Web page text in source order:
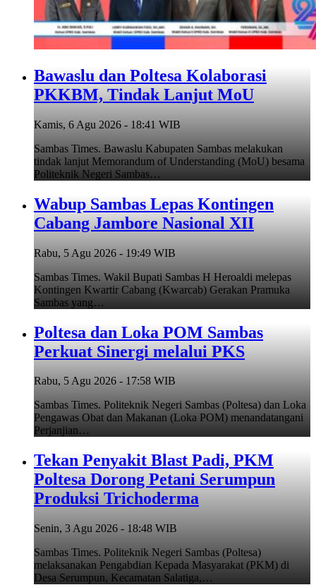
Bawaslu dan Poltesa Kolaborasi
PKKBM, Tindak Lanjut MoU
Kamis, 6 Agu 2026 - 18:41 WIB
Sambas Times. Bawaslu Kabupaten Sambas melakukan
tindak lanjut Memorandum of Understanding (MoU) besama
Politeknik Negeri Sambas…
Wabup Sambas Lepas Kontingen
Cabang Jambore Nasional XII
Rabu, 5 Agu 2026 - 19:49 WIB
Sambas Times. Wakil Bupati Sambas H Heroaldi melepas
Kontingen Kwartir Cabang (Kwarcab) Gerakan Pramuka
Sambas yang…
Poltesa dan Loka POM Sambas
Perkuat Sinergi melalui PKS
Rabu, 5 Agu 2026 - 17:58 WIB
Sambas Times. Politeknik Negeri Sambas (Poltesa) dan Loka
Pengawas Obat dan Makanan (Loka POM) menandatangani
Perjanjian…
Tekan Penyakit Blast Padi, PKM
Poltesa Dorong Petani Serumpun
Produksi Trichoderma
Senin, 3 Agu 2026 - 18:48 WIB
Sambas Times. Politeknik Negeri Sambas (Poltesa)
melaksanakan Pengabdian Kepada Masyarakat (PKM) di
Desa Serumpun, Kecamatan Salatiga,…